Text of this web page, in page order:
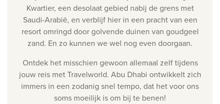
Kwartier, een desolaat gebied nabij de grens met
Saudi-Arabië, en verblijf hier in een pracht van een
resort omringd door golvende duinen van goudgeel
zand. En zo kunnen we wel nog even doorgaan.
Ontdek het misschien gewoon allemaal zelf tijdens
jouw reis met Travelworld. Abu Dhabi ontwikkelt zich
immers in een zodanig snel tempo, dat het voor ons
soms moeilijk is om bij te benen!